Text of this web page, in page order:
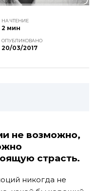
НА ЧТЕНИЕ
2 мин
ОПУБЛИКОВАНО
20/03/2017
не возможно,
страсть.
никогда не